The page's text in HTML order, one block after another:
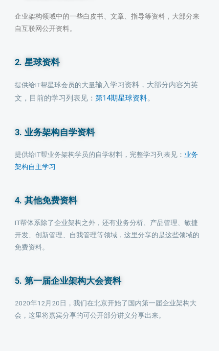
企业架构领域中的一些白皮书、文章、指导等资料，大部分来
自互联网公开资料。
2. 星球资料
提供给IT帮星球会员的大量输入学习资料，大部分内容为英
文，目前的学习列表见： 第14期星球资料。
3. 业务架构自学资料
提供给IT帮业务架构学员的自学材料，完整学习列表见： 业务
架构自主学习
4. 其他免费资料
IT帮体系除了企业架构之外，还有业务分析、产品管理、敏捷
开发、创新管理、自我管理等领域，这里分享的是这些领域的
免费资料。
5. 第一届企业架构大会资料
2020年12月20日，我们在北京开始了国内第一届企业架构大
会，这里将嘉宾分享的可公开部分讲义分享出来。